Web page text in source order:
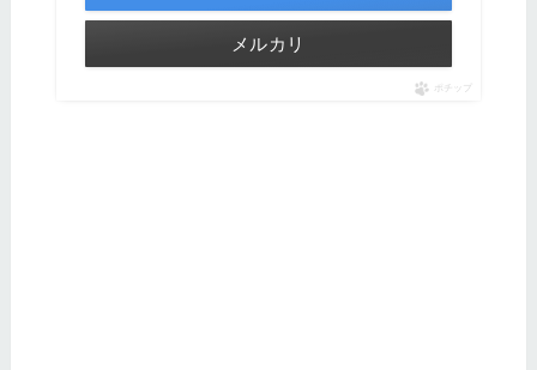
メルカリ
ポチップ